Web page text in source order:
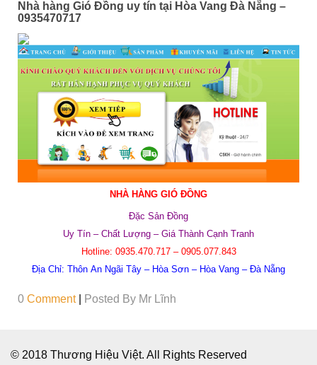
Nhà hàng Gió Đồng uy tín tại Hòa Vang Đà Nẵng –
0935470717
NHÀ HÀNG GIÓ ĐỒNG
Đặc Sản Đồng
Uy Tín – Chất Lượng – Giá Thành Cạnh Tranh
Hotline: 0935.470.717 – 0905.077.843
Địa Chỉ: Thôn An Ngãi Tây – Hòa Sơn – Hòa Vang – Đà Nẵng
0 Comment Posted By Mr Lĩnh
© 2018 Thương Hiệu Việt. All Rights Reserved